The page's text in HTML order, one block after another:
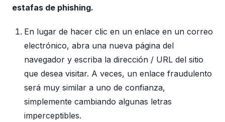
estafas de phishing.
En lugar de hacer clic en un enlace en un correo
electrónico, abra una nueva página del
navegador y escriba la dirección / URL del sitio
que desea visitar. A veces, un enlace fraudulento
será muy similar a uno de confianza,
simplemente cambiando algunas letras
imperceptibles.